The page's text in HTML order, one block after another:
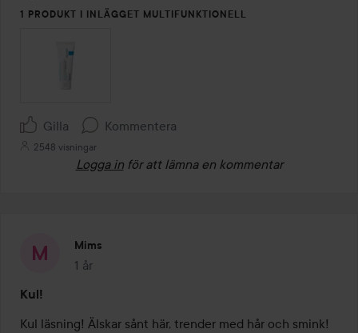
1 PRODUKT I INLÄGGET MULTIFUNKTIONELL
Gilla Kommentera
2548 visningar
Logga in för att lämna en kommentar
Mims
1 år
Inlägget skapades 1 år
Kul!
Kul läsning! Älskar sånt här, trender med hår och smink!